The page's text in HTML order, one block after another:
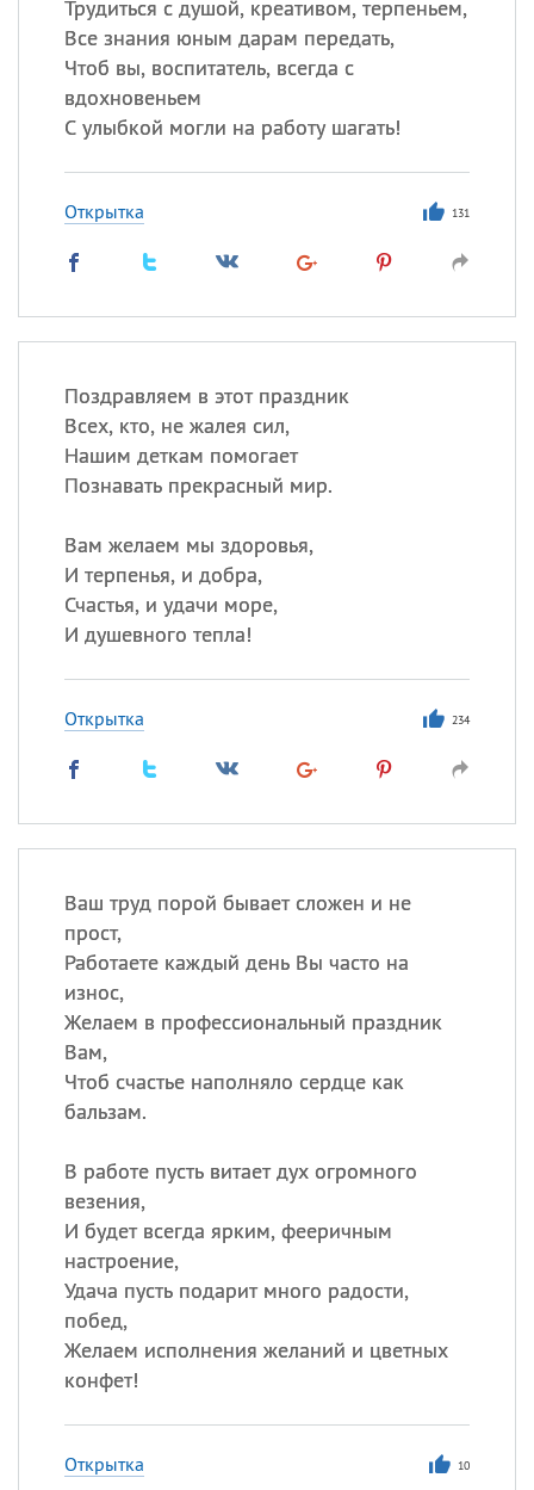
Трудиться с душой, креативом, терпеньем,
Все знания юным дарам передать,
Чтоб вы, воспитатель, всегда с
вдохновеньем
С улыбкой могли на работу шагать!
Открытка 131
Поздравляем в этот праздник
Всех, кто, не жалея сил,
Нашим деткам помогает
Познавать прекрасный мир.
Вам желаем мы здоровья,
И терпенья, и добра,
Счастья, и удачи море,
И душевного тепла!
Открытка 234
Ваш труд порой бывает сложен и не
прост,
Работаете каждый день Вы часто на
износ,
Желаем в профессиональный праздник
Вам,
Чтоб счастье наполняло сердце как
бальзам.
В работе пусть витает дух огромного
везения,
И будет всегда ярким, фееричным
настроение,
Удача пусть подарит много радости,
побед,
Желаем исполнения желаний и цветных
конфет!
Открытка 10